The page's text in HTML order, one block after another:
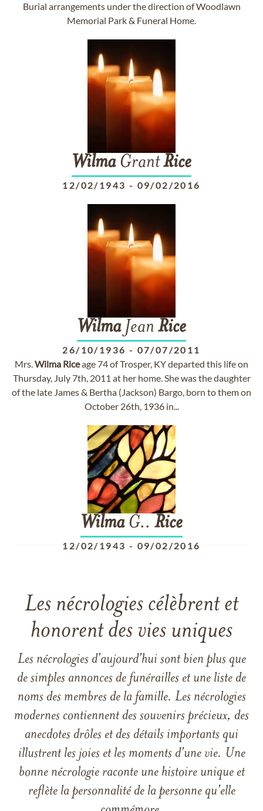
Burial arrangements under the direction of Woodlawn
Memorial Park & Funeral Home.
WilmaGrantRice
12/02/1943 - 09/02/2016
WilmaJean Rice
26/10/1936 - 07/07/2011
Mrs.Wilma Riceage 74 of Trosper, KY departed this life on
Thursday, July 7th, 2011 at her home. She was the daughter
of the late James & Bertha (Jackson) Bargo, born to them on
October 26th, 1936 in...
WilmaG.. Rice
12/02/1943 - 09/02/2016
Les nécrologies célèbrent et
honorent des vies uniques
Les nécrologies d'aujourd'hui sont bien plus que
de simples annonces de funérailles et une liste de
noms des membres de la famille. Les nécrologies
modernes contiennent des souvenirs précieux, des
anecdotes drôles et des détails importants qui
illustrent les joies et les moments d'une vie. Une
bonne nécrologie raconte une histoire unique et
reflète la personnalité de la personne qu'elle